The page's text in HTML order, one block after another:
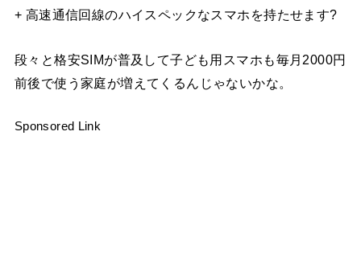
+ 高速通信回線のハイスペックなスマホを持たせます?
段々と格安SIMが普及して子ども用スマホも毎月2000円
前後で使う家庭が増えてくるんじゃないかな。
Sponsored Link